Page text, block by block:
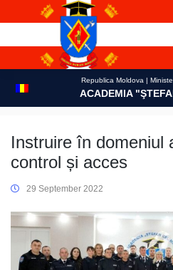
Republica Moldova |
ACADEMIA
Instruire în domeniul
control și acces
29 September 2022